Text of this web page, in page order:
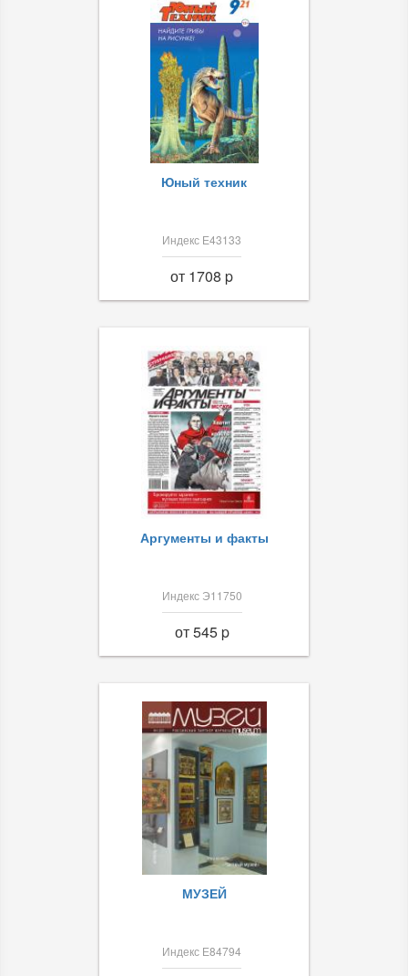
Юный техник
Индекс Е43133
от 1708 p
Аргументы и факты
Индекс Э11750
от 545 p
МУЗЕЙ
Индекс Е84794